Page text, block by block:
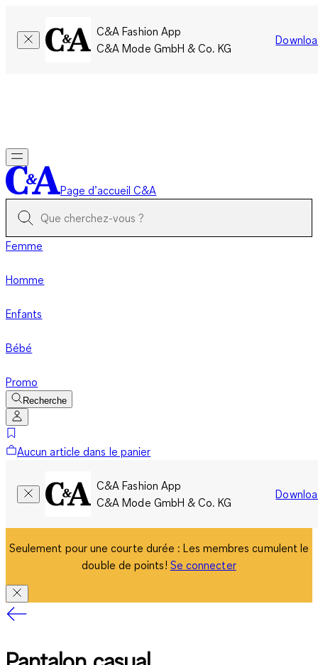
C&A Fashion App
C&A Mode GmbH & Co. KG
Page d’accueil C&A
Femme
Homme
Enfants
Bébé
Promo
Recherche
Aucun article dans le panier
C&A Fashion App
C&A Mode GmbH & Co. KG
Seulement pour une courte durée : Les membres cumulent le
double de points! Se connecter